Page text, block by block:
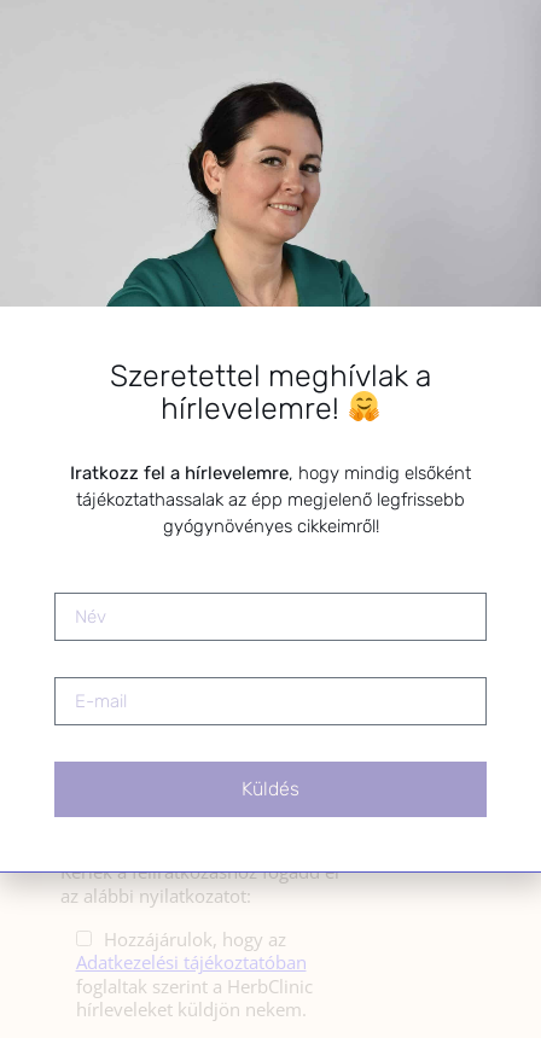
BEMUTATKOZÁS
Sziasztok! Szarvas Niki vagyok, a HerbClinic alapítója,
Küldetésem a gyógynövények hatékony
alkalmazásának oktatása, a gyermekek, a nők és a
férfiak egészségének megőrzése és helyreállítása.
HÍRLEVÉL FELIRATKOZÁS
E-mail cím*
Kérlek a feliratkozáshoz fogadd el
az alábbi nyilatkozatot:
Hozzájárulok, hogy az
Adatkezelési tájékoztatóban
foglaltak szerint a HerbClinic
hírleveleket küldjön nekem.
Szeretettel meghívlak a
hírlevelemre!
Iratkozz fel a hírlevelemre, hogy mindig elsőként
tájékoztathassalak az épp megjelenő legfrissebb
gyógynövényes cikkeimről!
Küldés